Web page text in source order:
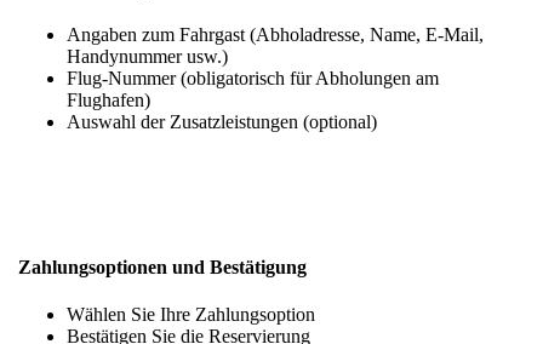
Angaben zum Fahrgast (Abholadresse, Name, E-Mail,
Handynummer usw.)
Flug-Nummer (obligatorisch für Abholungen am
Flughafen)
Auswahl der Zusatzleistungen (optional)
Zahlungsoptionen und Bestätigung
Wählen Sie Ihre Zahlungsoption
Bestätigen Sie die Reservierung